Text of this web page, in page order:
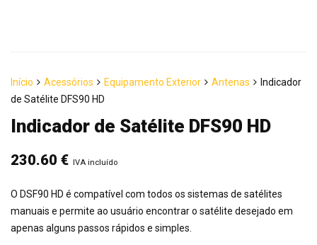
Início Acessórios Equipamento Exterior Antenas
Indicador
de Satélite DFS90 HD
Indicador de Satélite DFS90 HD
230.60 € IVA incluído
O DSF90 HD é compatível com todos os sistemas de satélites
manuais e permite ao usuário encontrar o satélite desejado em
apenas alguns passos rápidos e simples.